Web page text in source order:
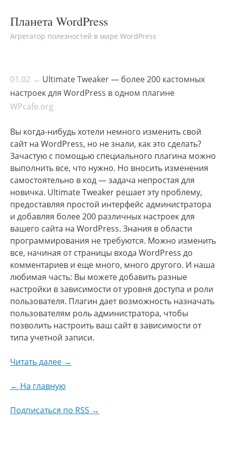
Планета WordPress
Агрегатор полезностей в мире WordPress
01.02 → Ultimate Tweaker — более 200 кастомных
настроек для WordPress в одном плагине
WPcafe.org
Вы когда-нибудь хотели немного изменить свой
сайт на WordPress, но не знали, как это сделать?
Зачастую с помощью специального плагина можно
выполнить все, что нужно. Но вносить изменения
самостоятельно в код — задача непростая для
новичка. Ultimate Tweaker решает эту проблему,
предоставляя простой интерфейс администратора
и добавляя более 200 различных настроек для
вашего сайта на WordPress. Знания в области
программирования не требуются. Можно изменить
все, начиная от страницы входа WordPress до
комментариев и еще много, много другого. И наша
любимая часть: Вы можете добавить разные
настройки в зависимости от уровня доступа и роли
пользователя. Плагин дает возможность назначать
пользователям роль администратора, чтобы
позволить настроить ваш сайт в зависимости от
типа учетной записи.
Читать далее →
← На главную
Подписаться по RSS →